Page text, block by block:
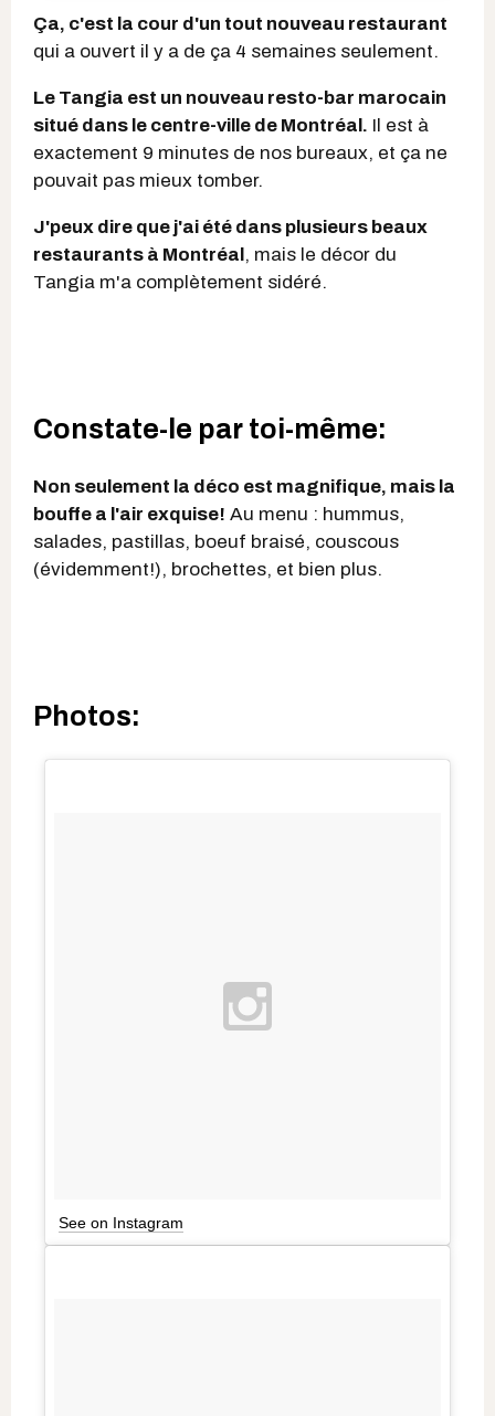
Ça, c'est la cour d'un tout nouveau restaurant
qui a ouvert il y a de ça 4 semaines seulement.
Le Tangia est un nouveau resto-bar marocain
situé dans le centre-ville de Montréal. Il est à
exactement 9 minutes de nos bureaux, et ça ne
pouvait pas mieux tomber.
J'peux dire que j'ai été dans plusieurs beaux
restaurants à Montréal, mais le décor du
Tangia m'a complètement sidéré.
Constate-le par toi-même:
Non seulement la déco est magnifique, mais la
bouffe a l'air exquise! Au menu : hummus,
salades, pastillas, boeuf braisé, couscous
(évidemment!), brochettes, et bien plus.
Photos:
See on Instagram